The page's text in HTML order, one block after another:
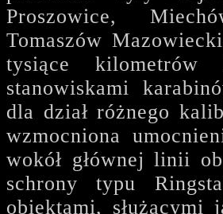
Proszowice,
Tomaszów
tysiące kilometrów
stanowiskami
dla dział różnego
wzmocniona
wokół głównej linii
schrony typu
obiektami, służącymi